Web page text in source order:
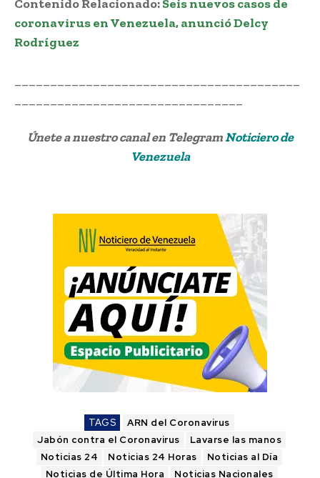
Contenido Relacionado:Seis nuevos casos de
coronavirus en Venezuela, anunció Delcy
Rodríguez
Únete a nuestro canal en TelegramNoticiero de
Venezuela
TAGS
ARN del Coronavirus
Jabón contra el Coronavirus
Lavarse las manos
Noticias 24
Noticias 24 Horas
Noticias al Día
Noticias de Última Hora
Noticias Nacionales